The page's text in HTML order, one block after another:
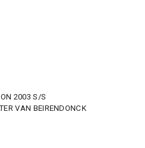
2003 S/S
VAN BEIRENDONCK